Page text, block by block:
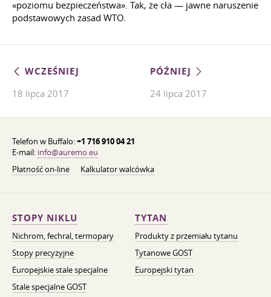
«poziomu bezpieczeństwa». Tak, że cła — jawne naruszenie
podstawowych zasad WTO.
WCZEŚNIEJ
18 lipca 2017
PÓŹNIEJ
24 lipca 2017
Telefon w Buffalo:+1 716 910 04 21
E-mail: info@auremo.eu
Płatność on-line
Kalkulator walcówka
STOPY NIKLU
Nichrom, fechral, termopary
Stopy precyzyjne
Europejskie stale specjalne
Stale specjalne GOST
TYTAN
Produkty z przemiału tytanu
Tytanowe GOST
Europejski tytan